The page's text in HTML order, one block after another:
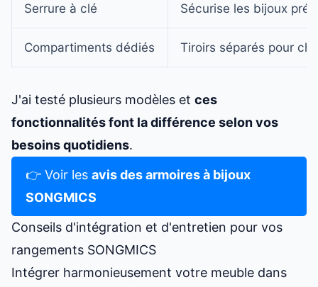
Serrure à clé Sécurise les bijoux
Compartiments dédiés Tiroirs séparés pour
J'ai testé plusieurs modèles et ces
fonctionnalités font la différence selon vos
besoins quotidiens.
👉 Voir les avis des armoires à bijoux
SONGMICS
Conseils d'intégration et d'entretien pour vos
rangements SONGMICS
Intégrer harmonieusement votre meuble dans